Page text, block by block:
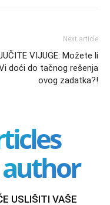
Next article
VIJUGE: Možete li
doći do tačnog rešenja
ovog zadatka?!
USLIŠITI VAŠE